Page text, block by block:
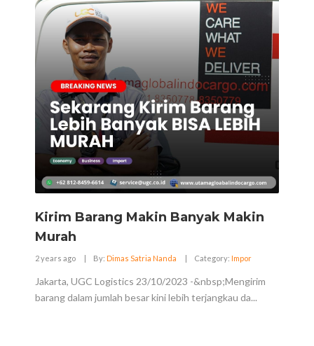
Kirim Barang Makin Banyak Makin
Murah
2 years ago | By: Dimas Satria Nanda | Category: Impor
Jakarta, UGC Logistics 23/10/2023 -&nbsp;Mengirim
barang dalam jumlah besar kini lebih terjangkau da...